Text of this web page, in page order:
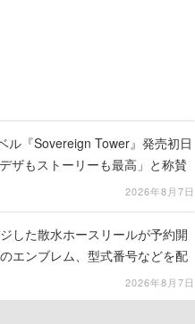
ル『Sovereign Tower』発売初日
ザもストーリーも最高」と称賛
2026年8月7日
した散水ホースリールが予約開
エンブレム、型式番号などを配
2026年8月7日